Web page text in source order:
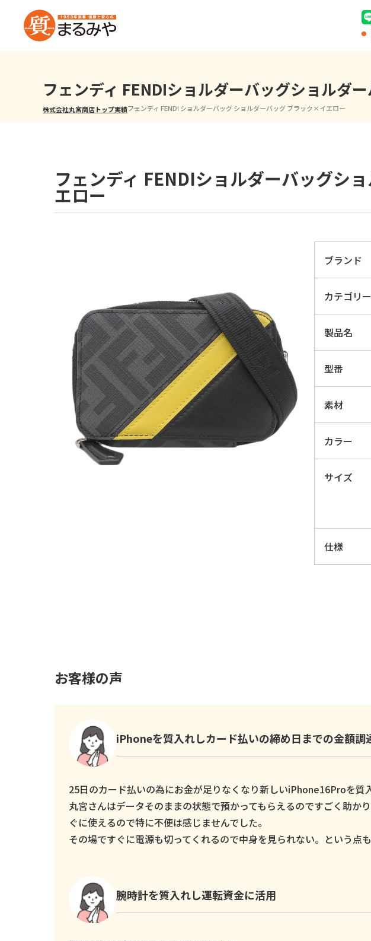
フェンディ FENDIショルダーバッグショルダ
株式会社丸宮商店トップ⁩実績フェンディ FENDI ショルダーバッグ ショルダーバッグ ブラック×イエロー
フェンディ FENDIショルダーバッグシ
エロー
ブランド
カテゴリー
製品名
型番
素材
カラー
サイズ
仕様
お客様の声
iPhoneを質入れしカード払いの締め日までの金額調
25日のカード払いの為にお金が足りなくなり新しいiPhone16Proを質
丸宮さんはデータそのままの状態で預かってもらえるのですごく助か
ぐに使えるので特に不便は感じませんでした。
その場ですぐに電源も切ってくれるので中身を見られない。という点
腕時計を質入れし運転資金に活用